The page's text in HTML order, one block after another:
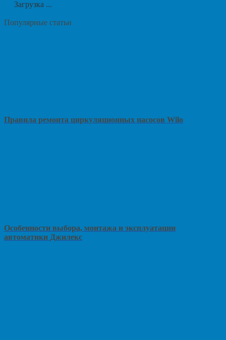
Загрузка ...
Популярные статьи
Правила ремонта циркуляционных насосов Wilo
Особенности выбора, монтажа и эксплуатации
автоматики Джилекс